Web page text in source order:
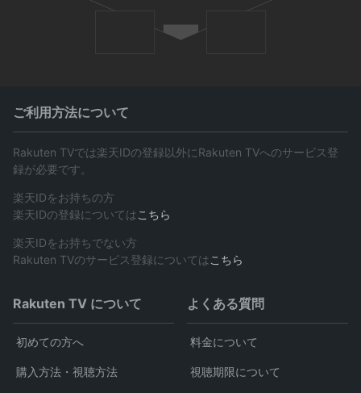
ご利用方法について
Rakuten TVでは楽天IDの登録以外にRakuten TVへのサービス登
録が必要です。
楽天IDをお持ちの方
楽天IDの登録については こちら
楽天IDをお持ちでない方
Rakuten TVのサービス登録については こちら
Rakuten TV について
初めての方へ
購入方法・視聴方法
よくある質問
料金について
視聴期限について